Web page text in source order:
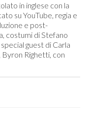
in inglese con la
su YouTube, regia e
e post-
costumi di Stefano
guest di Carla
Righetti, con